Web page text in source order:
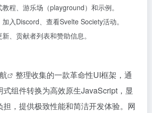
程、游乐场（playground）和示例。
入Discord、查看Svelte Society活动。
、贡献者列表和赞助信息。
整理收集的一款革命性UI框架，通
式组件转换为高效原生JavaScript，显
担，提供极致性能和简洁开发体验。网